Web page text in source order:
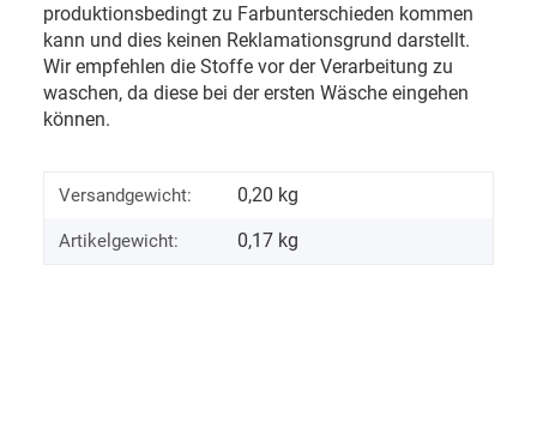
produktionsbedingt zu Farbunterschieden kommen
kann und dies keinen Reklamationsgrund darstellt.
Wir empfehlen die Stoffe vor der Verarbeitung zu
waschen, da diese bei der ersten Wäsche eingehen
können.
Versandgewicht: 0,20 kg
Artikelgewicht: 0,17 kg